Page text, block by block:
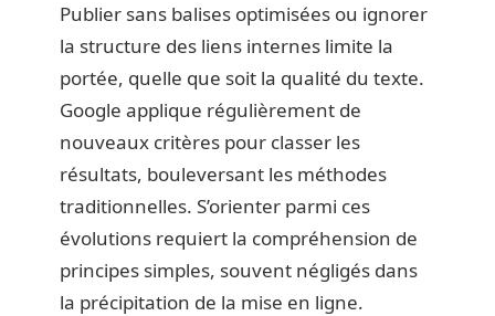
Publier sans balises optimisées ou ignorer
la structure des liens internes limite la
portée, quelle que soit la qualité du texte.
Google applique régulièrement de
nouveaux critères pour classer les
résultats, bouleversant les méthodes
traditionnelles. S’orienter parmi ces
évolutions requiert la compréhension de
principes simples, souvent négligés dans
la précipitation de la mise en ligne.